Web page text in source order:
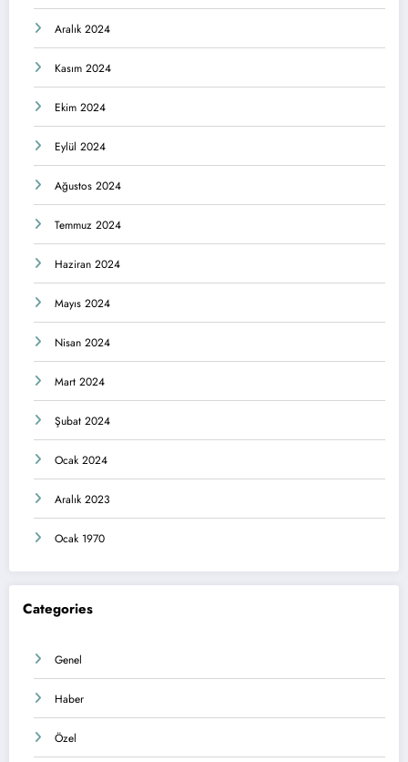
Aralık 2024
Kasım 2024
Ekim 2024
Eylül 2024
Ağustos 2024
Temmuz 2024
Haziran 2024
Mayıs 2024
Nisan 2024
Mart 2024
Şubat 2024
Ocak 2024
Aralık 2023
Ocak 1970
Categories
Genel
Haber
Özel